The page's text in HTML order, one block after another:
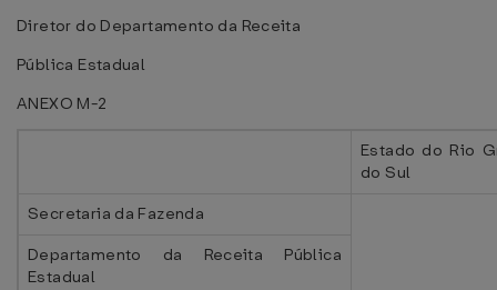
Diretor do Departamento da Receita
Pública Estadual
ANEXO M-2
Estado do Rio
do Sul
Secretaria da Fazenda
Departamento da Receita Pública
Estadual